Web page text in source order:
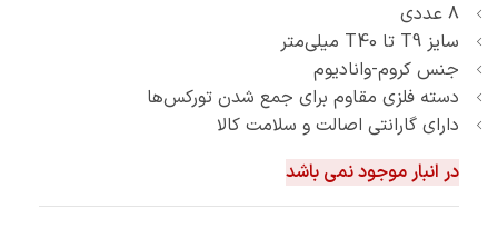
8 عددی
سایز T9 تا T40 میلی‌متر
جنس کروم-وانادیوم
دسته فلزی مقاوم برای جمع شدن تورکس‌ها
دارای گارانتی اصالت و سلامت کالا
در انبار موجود نمی باشد